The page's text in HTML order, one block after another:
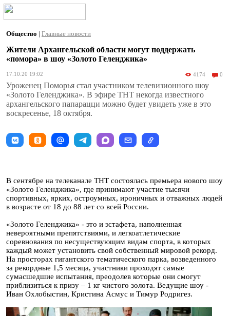
Общество | Главные новости
Жители Архангельской области могут поддержать
«помора» в шоу «Золото Геленджика»
17.10.20 19:02 4174 0
Уроженец Поморья стал участником телевизионного шоу
«Золото Геленджика». В эфире ТНТ некогда известного
архангельского папарацци можно будет увидеть уже в это
воскресенье, 18 октября.
В сентябре на телеканале ТНТ состоялась премьера нового шоу
«Золото Геленджика», где принимают участие тысячи
спортивных, ярких, остроумных, ироничных и отважных людей
в возрасте от 18 до 88 лет со всей России.
«Золото Геленджика» - это и эстафета, наполненная
невероятными препятствиями, и легкоатлетические
соревнования по несуществующим видам спорта, в которых
каждый может установить свой собственный мировой рекорд.
На просторах гигантского тематического парка, возведенного
за рекордные 1,5 месяца, участники проходят самые
сумасшедшие испытания, преодолев которые они смогут
приблизиться к призу – 1 кг чистого золота. Ведущие шоу -
Иван Охлобыстин, Кристина Асмус и Тимур Родригез.